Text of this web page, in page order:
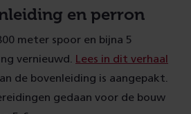
en perron
meter spoor en bijna 5
vernieuwd.
Lees in dit verhaal
de bovenleiding is aangepakt.
gedaan voor de bouw